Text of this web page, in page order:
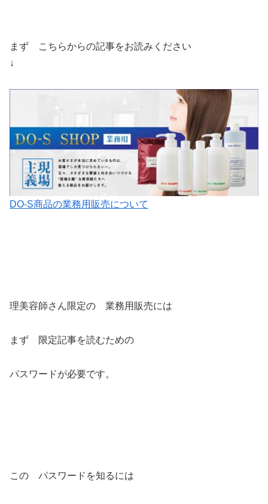
まず こちらからの記事をお読みください
↓
DO-S商品の業務用販売について
理美容師さん限定の 業務用販売には
まず 限定記事を読むための
パスワードが必要です。
この パスワードを知るには